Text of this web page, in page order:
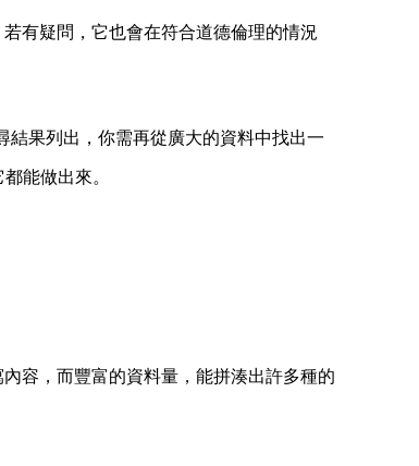
有疑問，它也會在符合道德倫理的情況
果列出，你需再從廣大的資料中找出一
能做出來。
容，而豐富的資料量，能拼湊出許多種的